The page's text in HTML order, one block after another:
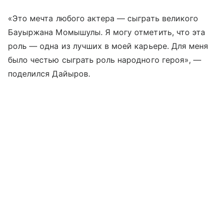
«Это мечта любого актера — сыграть великого
Бауыржана Момышулы. Я могу отметить, что эта
роль — одна из лучших в моей карьере. Для меня
было честью сыграть роль народного героя», —
поделился Дайыров.